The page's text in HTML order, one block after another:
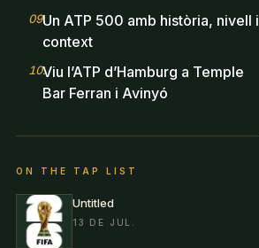
09.Un ATP 500 amb història, nivell i
context
10.Viu l’ATP d’Hamburg a Temple
Bar Ferran i Avinyó
ON THE TAP LIST
Untitled
13 DE JUL.